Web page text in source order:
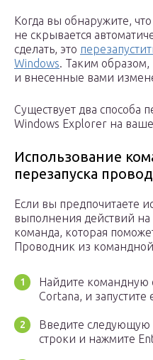
Когда вы обнаружите,
не скрывается
сделать, это
Windows. Таким
и внесенные вами
Существует два способа
Windows Explorer на
Использование
перезапуска
Если вы предпочитаете
выполнения действий
команда, которая
Проводник из
Найдите командную
Cortana, и запустите
Введите следующую
строки и нажмите